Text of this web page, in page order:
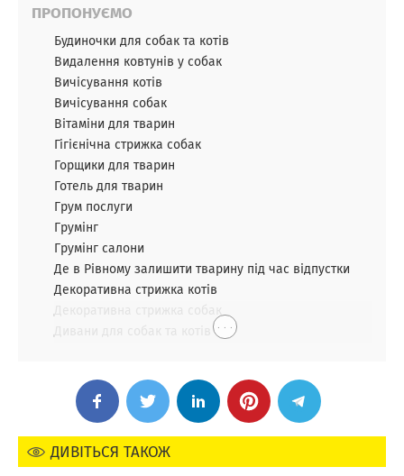
ПРОПОНУЄМО
Будиночки для собак та котів
Видалення ковтунів у собак
Вичісування котів
Вичісування собак
Вітаміни для тварин
Гігієнічна стрижка собак
Горщики для тварин
Готель для тварин
Грум послуги
Грумінг
Грумінг салони
Де в Рівному залишити тварину під час відпустки
Декоративна стрижка котів
. . .
ДИВІТЬСЯ ТАКОЖ